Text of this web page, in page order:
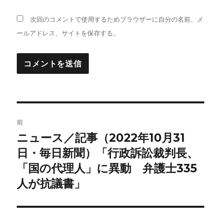
次回のコメントで使用するためブラウザーに自分の名前、メ
ールアドレス、サイトを保存する。
稿
ナ
ビ
前
前
の
投
稿:
ニュース／記事（2022年10月31
日・毎日新聞）「行政訴訟裁判長、
「国の代理人」に異動 弁護士335
人が抗議書」